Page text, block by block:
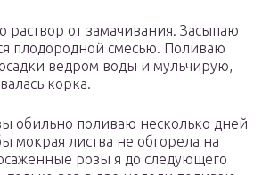
раствор от замачивания. Засыпаю
плодородной смесью. Поливаю
ведром воды и мульчирую,
корка.
обильно поливаю несколько дней
мокрая листва не обгорела на
розы я до следующего